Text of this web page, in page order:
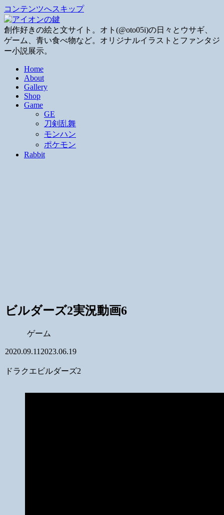
コンテンツへスキップ
創作好きの絵と文サイト。オト(@oto05i)の日々とウサギ、
ゲーム、青い食べ物など。オリジナルイラストとファンタジ
ー小説展示。
Home
About
Gallery
Shop
Game
GE
刀剣乱舞
モンハン
ポケモン
Rabbit
ビルダーズ2実況動画6
ゲーム
2020.09.11 2023.06.19
ドラクエビルダーズ2